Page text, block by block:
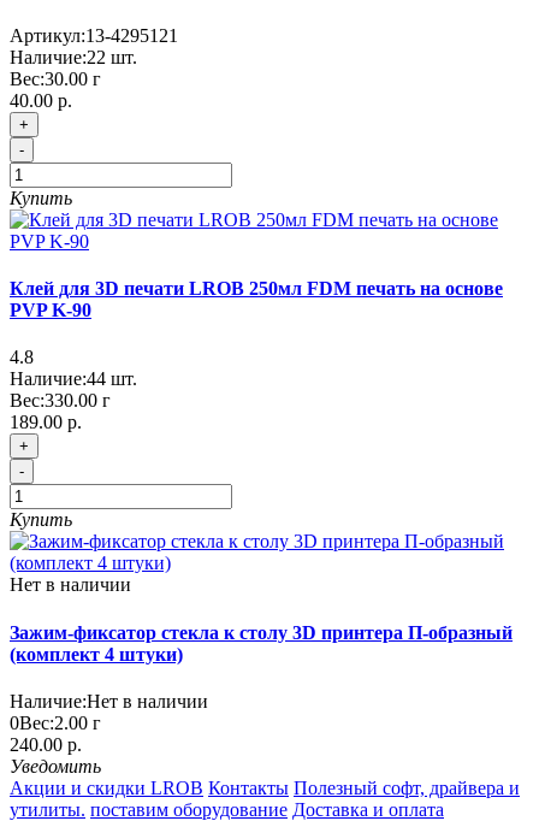
Артикул:13-4295121
Наличие:22 шт.
Вес:30.00 г
40.00 р.
+
-
Купить
Клей для 3D печати LROB 250мл FDM печать на основе
PVP K-90
4.8
Наличие:44 шт.
Вес:330.00 г
189.00 р.
+
-
Купить
Нет в наличии
Зажим-фиксатор стекла к столу 3D принтера П-образный
(комплект 4 штуки)
Наличие:Нет в наличии
0Вес:2.00 г
240.00 р.
Уведомить
Акции и скидки LROB Контакты Полезный софт, драйвера и
утилиты. поставим оборудование Доставка и оплата